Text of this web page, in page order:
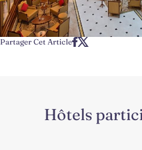
Partager Cet Article
Hôtels